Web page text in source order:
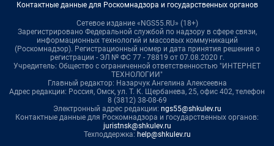
Контактные данные для Роскомнадзора и государственных органов
Сетевое издание «NGS55.RU» (18+)
Зарегистрировано Федеральной службой по надзору в сфере связи,
информационных технологий и массовых коммуникаций
(Роскомнадзор). Регистрационный номер и дата принятия решения о
регистрации - ЭЛ № ФС 77 - 78819 от 07.08.2020 г.
Учредитель: Общество с ограниченной ответственностью "ИНТЕРНЕТ
ТЕХНОЛОГИИ"
Главный редактор: Назарчук Ангелина Алексеевна
Адрес редакции: Россия, Омск, ул. Т. К. Щербанева, 25, офис 402, телефон
8 (3812) 38-08-69
Электронный адрес редакции: ngs55@shkulev.ru
Контактные данные для Роскомнадзора и государственных органов:
juristnsk@shkulev.ru
Техподдержка: help@shkulev.ru